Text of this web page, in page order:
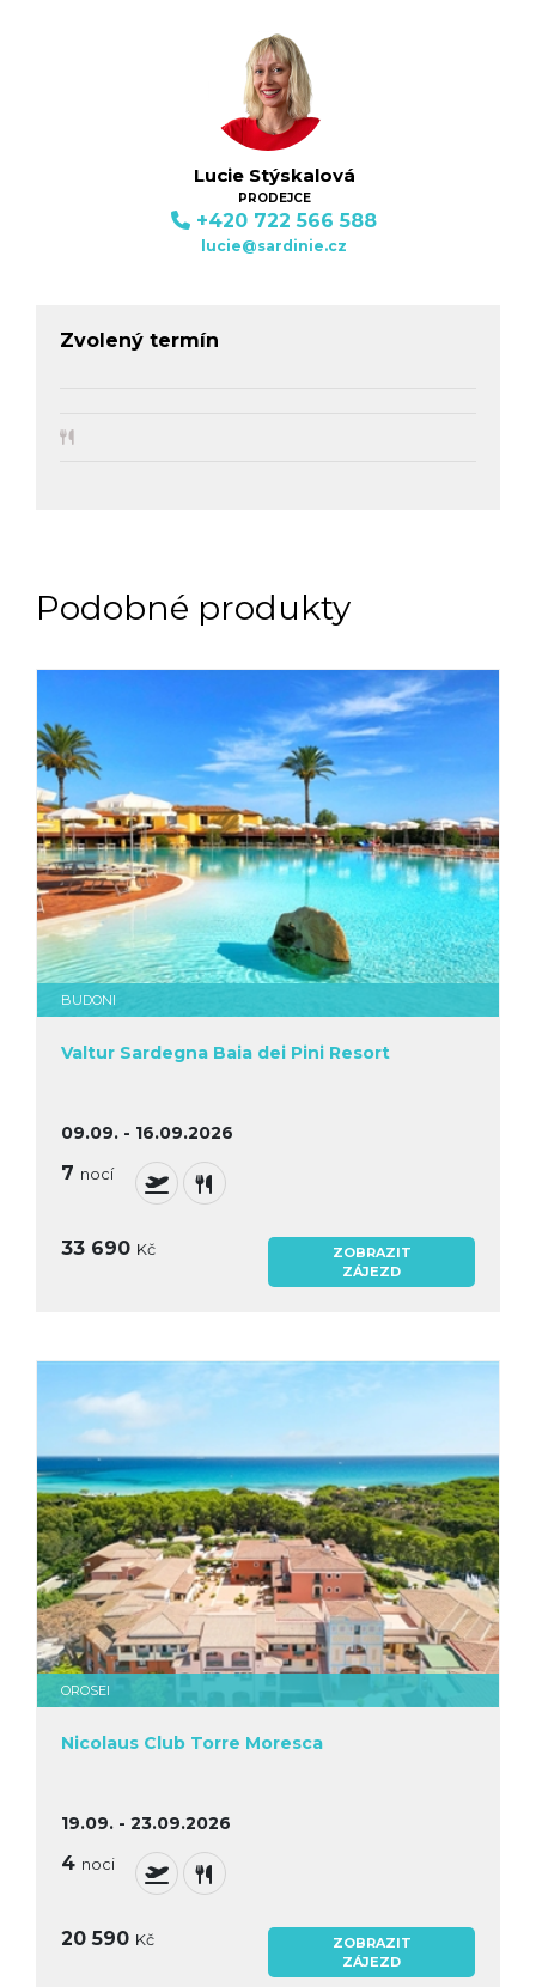
Lucie Stýskalová
PRODEJCE
+420 722 566 588
lucie@sardinie.cz
Zvolený termín
Podobné produkty
BUDONI
Valtur Sardegna Baia dei Pini Resort
09.09. - 16.09.2026
7 nocí
33 690 Kč
ZOBRAZIT
ZÁJEZD
OROSEI
Nicolaus Club Torre Moresca
19.09. - 23.09.2026
4 noci
20 590 Kč
ZOBRAZIT
ZÁJEZD